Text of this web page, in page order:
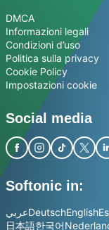
DMCA
Informazioni legali
Condizioni d’uso
Politica sulla privacy
Cookie Policy
Impostazioni cookie
Social media
Softonic in:
عربيDeutschEnglish
日本語한국어